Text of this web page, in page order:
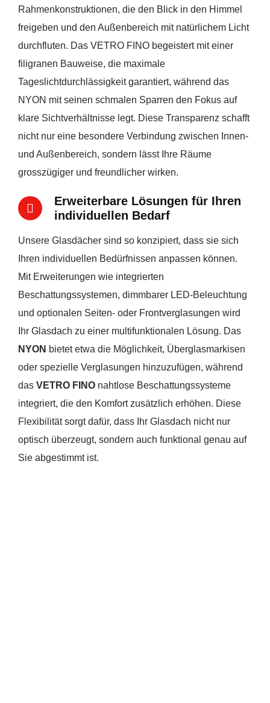
Rahmenkonstruktionen, die den Blick in den Himmel
freigeben und den Außenbereich mit natürlichem Licht
durchfluten. Das VETRO FINO begeistert mit einer
filigranen Bauweise, die maximale
Tageslichtdurchlässigkeit garantiert, während das
NYON mit seinen schmalen Sparren den Fokus auf
klare Sichtverhältnisse legt. Diese Transparenz schafft
nicht nur eine besondere Verbindung zwischen Innen-
und Außenbereich, sondern lässt Ihre Räume
grosszügiger und freundlicher wirken.
Erweiterbare Lösungen für Ihren
individuellen Bedarf
Unsere Glasdächer sind so konzipiert, dass sie sich
Ihren individuellen Bedürfnissen anpassen können.
Mit Erweiterungen wie integrierten
Beschattungssystemen, dimmbarer LED-Beleuchtung
und optionalen Seiten- oder Frontverglasungen wird
Ihr Glasdach zu einer multifunktionalen Lösung. Das
NYON bietet etwa die Möglichkeit, Überglasmarkisen
oder spezielle Verglasungen hinzuzufügen, während
das VETRO FINOnahtlose Beschattungssysteme
integriert, die den Komfort zusätzlich erhöhen. Diese
Flexibilität sorgt dafür, dass Ihr Glasdach nicht nur
optisch überzeugt, sondern auch funktional genau auf
Sie abgestimmt ist.